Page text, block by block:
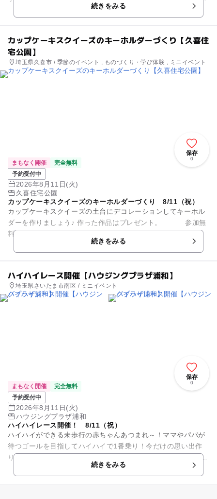
続きをみる
カップケーキスクイーズのキーホルダーづくり【久喜住
宅公園】
埼玉県久喜市 / 季節のイベント , ものづくり・学び体験 , ミニイベント
保存
0
まもなく開催
完全無料
予約受付中
2026年8月11日(火)
久喜住宅公園
カップケーキスクイーズのキーホルダーづくり 8/11（祝）
カップケーキスクイーズの土台にデコレーションしてキーホル
ダーを作りましょう♪ 作った作品はプレゼント。 参加無
料
続きをみる
ハイハイレース開催【ハウジングプラザ浦和】
埼玉県さいたま市南区 / ミニイベント
保存
0
まもなく開催
完全無料
予約受付中
2026年8月11日(火)
ハウジングプラザ浦和
ハイハイレース開催！ 8/11（祝）
ハイハイができる未歩行の赤ちゃんあつまれ～！ママやパパが
待つゴールを目指してハイハイで1番乗り！今だけの思い出作
りにぜひご参加ください！ ☆アカチャンホンポハイハイレース
続きをみる